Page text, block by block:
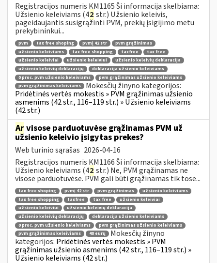
Registracijos numeris KM1165 Ši informacija skelbiama:
Užsienio keleiviams (42 str.) Užsienio keleivis,
pageidaujantis susigrąžinti PVM, prekių įsigijimo metu
prekybininkui...
pvm tax free shoping pvmį 42 str
pvm grąžinimas
užsienio keleiviams
tax free shopping taxfree
tax free
užsienio keleiviai
užsienio keleiviui
užsienio keleivių deklaracija
užsienio keleivių deklaracijų
deklaracija užsienio keleiviams
0 proc. pvm užsienio keleiviams
pvm grąžinimas užsienio keleiviams
pvm grąžinimas keleiviams
Mokesčių žinyno kategorijos:
Pridėtinės vertės mokestis » PVM grąžinimas užsienio
asmenims (42 str., 116–119 str.) » Užsienio keleiviams
(42 str.)
Ar visose parduotuvėse grąžinamas PVM už
užsienio keleivio įsigytas prekes?
Web turinio sąrašas 2026-04-16
Registracijos numeris KM1166 Ši informacija skelbiama:
Užsienio keleiviams (42 str.) Ne, PVM grąžinamas ne
visose parduotuvėse. PVM gali būti grąžinamas tik tose...
tax free shoping pvmį 42 str pvm grąžinimas
užsienio keleiviams
tax free shopping
taxfree tax free
užsienio keleiviai
užsienio keleiviui
užsienio keleivių deklaracija
užsienio keleivių deklaracijų
deklaracija užsienio keleiviams
0 proc. pvm užsienio keleiviams
pvm grąžinimas užsienio keleiviams
pvm grąžinimas keleiviams
40 eurų
Mokesčių žinyno
kategorijos: Pridėtinės vertės mokestis » PVM
grąžinimas užsienio asmenims (42 str., 116–119 str.) »
Užsienio keleiviams (42 str.)